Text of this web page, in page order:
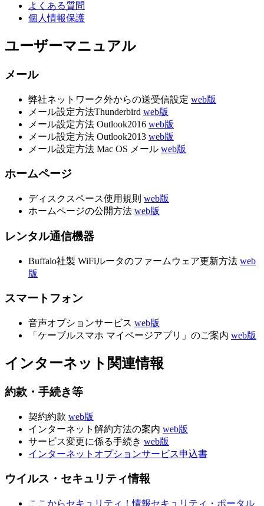
よくある質問
個人情報保護
ユーザーマニュアル
メール
弊社ネットワーク外からの送受信設定 web版
メール設定方法Thunderbird web版
メール設定方法 Outlook2016 web版
メール設定方法 Outlook2013 web版
メール設定方法 Mac OS メール web版
ホームページ
ディスクスペース使用規則 web版
ホームページの公開方法 web版
レンタル通信機器
Buffalo社製 WiFiルータのファームウェア更新方法 web
版
スマートフォン
音声オプションサービス web版
「ケーブルスマホ マイページアプリ」のご案内 web版
インターネット関連情報
約款・手続き等
契約約款 web版
インターネット解約方法の案内 web版
サービス変更に係る手続き web版
インターネットオプションサービス申込書
ウイルス・セキュリティ情報
ここからセキュリティ！情報セキュリティ・ポータル